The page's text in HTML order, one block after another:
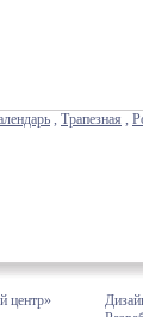
, Трапезная ,
центр»